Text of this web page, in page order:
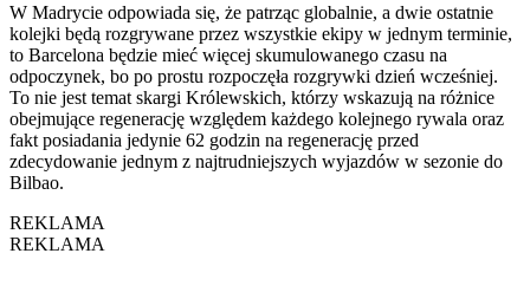
W Madrycie odpowiada się, że patrząc globalnie, a dwie ostatnie
kolejki będą rozgrywane przez wszystkie ekipy w jednym terminie,
to Barcelona będzie mieć więcej skumulowanego czasu na
odpoczynek, bo po prostu rozpoczęła rozgrywki dzień wcześniej.
To nie jest temat skargi Królewskich, którzy wskazują na różnice
obejmujące regenerację względem każdego kolejnego rywala oraz
fakt posiadania jedynie 62 godzin na regenerację przed
zdecydowanie jednym z najtrudniejszych wyjazdów w sezonie do
Bilbao.
REKLAMA
REKLAMA